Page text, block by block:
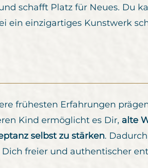
schafft Platz für Neues. Du
ein einzigartiges Kunstwerk
frühesten Erfahrungen
Kind ermöglicht es Dir, alte
selbst zu stärken.
freier und authentischer